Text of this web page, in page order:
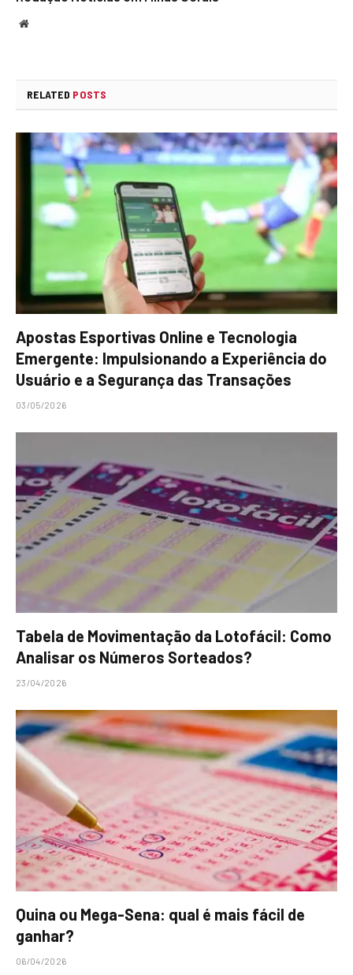
Website
RELATED POSTS
Apostas Esportivas Online e Tecnologia
Emergente: Impulsionando a Experiência do
Usuário e a Segurança das Transações
03/05/2026
Tabela de Movimentação da Lotofácil: Como
Analisar os Números Sorteados?
23/04/2026
Quina ou Mega-Sena: qual é mais fácil de
ganhar?
06/04/2026